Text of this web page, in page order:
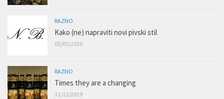
RAZNO
Kako (ne) napraviti novi pivski stil
05/05/2020
RAZNO
Times they are a changing
31/12/2019